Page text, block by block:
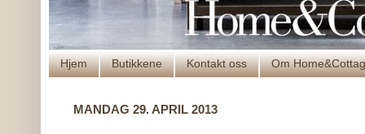
Hjem Butikkene Kontakt oss Om
MANDAG 29. APRIL 2013